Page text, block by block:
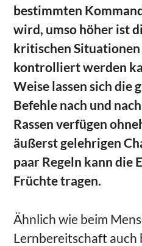
bestimmten
wird, umso höher ist
kritischen Situationen
kontrolliert werden
Weise lassen sich die
Befehle nach und
Rassen verfügen
äußerst gelehrigen
paar Regeln kann die
Früchte tragen.
Ähnlich wie beim
Lernbereitschaft auch